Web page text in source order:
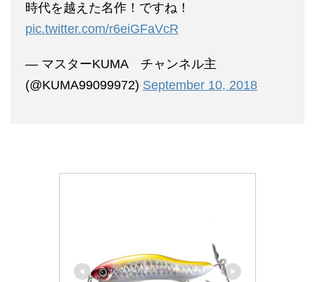
時代を越えた名作！ですね！
pic.twitter.com/r6eiGFaVcR
— マスターKUMA チャンネル主
(@KUMA99099972) September 10, 2018